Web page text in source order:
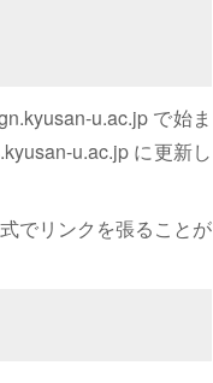
u.ac.jp で始ま
.kyusan-u.ac.jp に更新し
でリンクを張ることが